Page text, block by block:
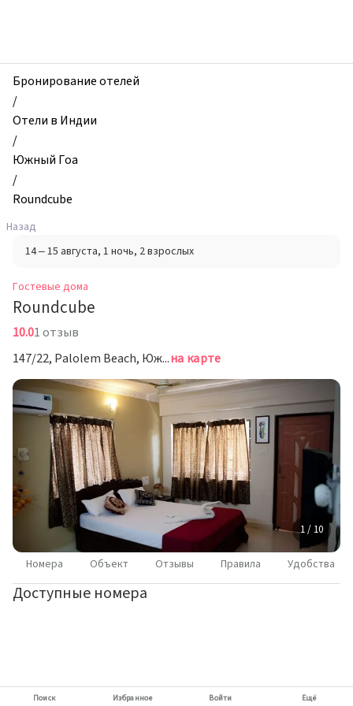
дома,
Roundcube,
Южный
Гоа,
Индия
Бронирование отелей
/
Отели в Индии
/
Южный Гоа
/
Roundcube
Назад
14 – 15 августа, 1 ночь, 2 взрослых
Гостевые дома
Roundcube
10.01 отзыв
147/22, Palolem Beach, Южный Гоана карте
1 / 10
Номера Объект Отзывы Правила Удобства
Доступные номера
Поиск Избранное Войти Ещё